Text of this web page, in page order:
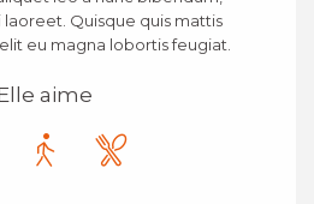
Quisque quis mattis
eu magna lobortis feugiat.
aime